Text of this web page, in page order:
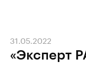
«Эксперт
31.05.2022